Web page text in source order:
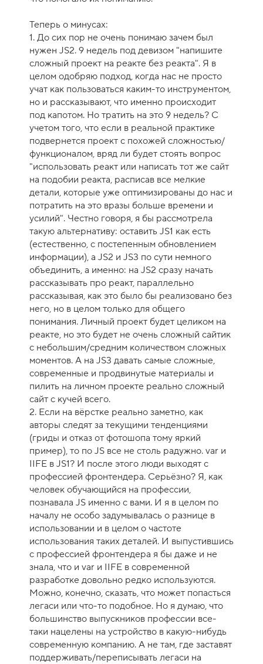
Теперь о минусах:
1. До сих пор не очень понимаю зачем был
нужен JS2. 9 недель под девизом "напишите
сложный проект на реакте без реакта". Я в
целом одобряю подход, когда нас не просто
учат как пользоваться каким-то инструментом,
но и рассказывают, что именно происходит
под капотом. Но тратить на это 9 недель? С
учетом того, что если в реальной практике
подвернется проект с похожей сложностью/
функционалом, вряд ли будет стоять вопрос
"использовать реакт или написать тот же сайт
на подобии реакта, расписав все мелкие
детали, которые уже оптимизированы до нас и
потратить на это вразы больше времени и
усилий". Честно говоря, я бы рассмотрела
такую альтернативу: оставить JS1 как есть
(естественно, с постепенным обновлением
информации), а JS2 и JS3 по сути немного
объединить, а именно: на JS2 сразу начать
рассказывать про реакт, параллельно
рассказывая, как это было бы реализовано без
него, но в целом только для общего
понимания. Личный проект будет целиком на
реакте, но это будет не очень сложный сайтик
с небольшим/средним количеством сложных
моментов. А на JS3 давать самые сложные,
современные и продвинутые материалы и
пилить на личном проекте реально сложный
сайт с кучей всего.
2. Если на вёрстке реально заметно, как
авторы следят за текущими тенденциями
(гриды и отказ от фотошопа тому яркий
пример), то по JS все не столь радужно. var и
IIFE в JS1? И после этого люди выходят с
профессией фронтендера. Серьёзно? Я, как
человек обучающийся на профессии,
познавала JS именно с вами. И я в целом по
началу не особо задумывалась о разнице в
использовании и в целом о частоте
использования таких деталей. И выпустившись
с профессией фронтендера я бы даже и не
знала, что и var и IIFE в современной
разработке довольно редко используются.
Можно, конечно, сказать, что может попасться
легаси или что-то подобное. Но я думаю, что
большинство выпускников профессии все-
таки нацелены на устройство в какую-нибудь
современную компанию. А не там, где заставят
поддерживать/переписывать легаси на